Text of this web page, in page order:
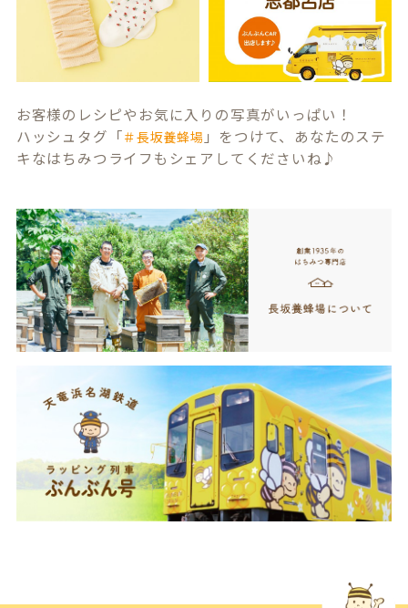
お客様のレシピやお気に入りの写真がいっぱい！
ハッシュタグ「＃長坂養蜂場 」をつけて、あなたのステ
キなはちみつライフもシェアしてくださいね♪